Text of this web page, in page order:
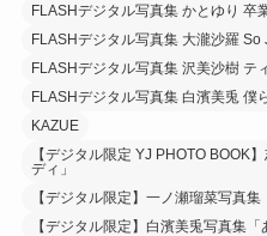
FLASHデジタル写真集 かとゆり 卒
FLASHデジタル写真集 大瀧沙羅 So
FLASHデジタル写真集 沢美沙樹 テ
FLASHデジタル写真集 白濱美兎 僕
KAZUE
【デジタル限定 YJ PHOTO BOOK
ディ」
【デジタル限定】一ノ瀬瑠菜写真集
【デジタル限定】白濱美兎写真集